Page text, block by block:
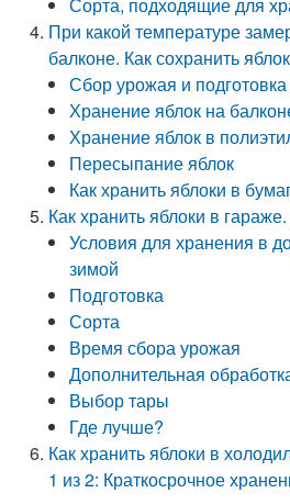
При какой температуре
балконе. Как сохранить
Сбор урожая и
Хранение яблок на
Хранение яблок в
Пересыпание яблок
Как хранить яблоки в
Как хранить яблоки в
Условия для хранения в
зимой
Подготовка
Сорта
Время сбора урожая
Дополнительная
Выбор тары
Где лучше?
Как хранить яблоки в
1 из 2: Краткосрочное